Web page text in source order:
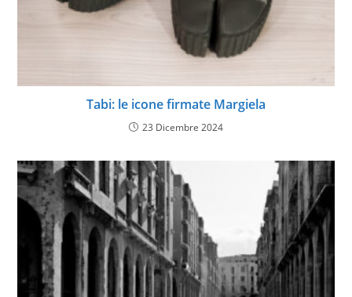
Tabi: le icone firmate Margiela
23 Dicembre 2024